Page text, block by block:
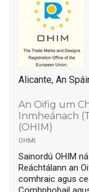
Alicante, An
An Oifig um
Inmheánach
(OHIM)
ohmi
Sainordú OHIM
Reáchtálann an
comhraic agus